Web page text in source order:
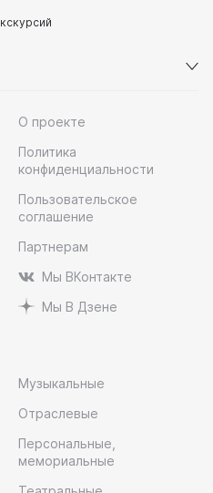
О проекте
Политика
конфиденциальности
Пользовательское
соглашение
Партнерам
Мы ВКонтакте
Мы В Дзене
Музыкальные
Отраслевые
Персональные,
мемориальные